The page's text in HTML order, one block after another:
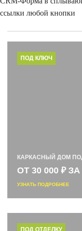
ссылки любой кнопки
ПОД КЛЮЧ
КАРКАСНЫЙ ДОМ
ОТ 30 000 ₽ ЗА
УЗНАТЬ ПОДРОБНЕЕ
ПОД ОТДЕЛКУ